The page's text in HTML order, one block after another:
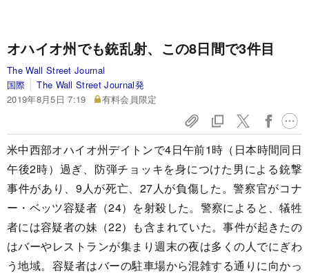
オハイオ州でも銃乱射、この8日間で3件目
The Wall Street Journal
国際
The Wall Street Journal発
2019年8月5日 7:19
有料会員限定
米中西部オハイオ州デイトンで4日午前1時（日本時間同日
午後2時）過ぎ、防弾チョッキを身につけた男による銃撃
事件があり、9人が死亡、27人が負傷した。警察官がコナ
ー・ベッツ容疑者（24）を射殺した。警察によると、犠牲
者には容疑者の妹（22）も含まれていた。事件が起きたの
はバーやレストランが集まり週末の夜は多くの人でにぎわ
う地域。容疑者はバーの駐車場から混雑する通りに向かっ